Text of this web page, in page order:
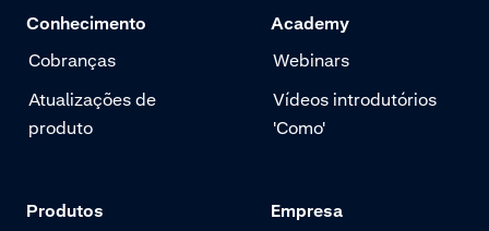
Conhecimento
Cobranças
Atualizações de
produto
Academy
Webinars
Vídeos introdutórios
'Como'
Produtos Empresa